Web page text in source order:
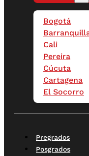
Bogotá
Cali
Pereira
Cúcuta
Cartagena
El Socorro
Pregrados
Posgrados